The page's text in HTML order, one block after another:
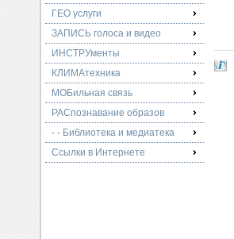
ГЕО услуги
ЗАПИСЬ голоса и видео
ИНСТРУменты
КЛИМАтехника
МОБильная связь
РАСпознавание образов
- - Библиотека и медиатека
Ссылки в Интернете